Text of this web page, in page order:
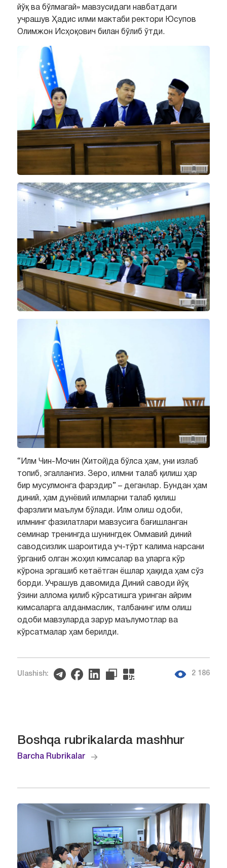
йўқ ва бўлмагай» мавзусидаги навбатдаги
учрашув Ҳадис илми мактаби ректори Юсупов
Олимжон Исҳоқович билан бўлиб ўтди.
“Илм Чин-Мочин (Хитой)да бўлса ҳам, уни излаб
топиб, эгаллангиз. Зеро, илмни талаб қилиш ҳар
бир мусулмонга фарздир” – деганлар. Бундан ҳам
диний, ҳам дунёвий илмларни талаб қилиш
фарзлиги маълум бўлади. Илм олиш одоби,
илмнинг фазилатлари мавзусига бағишланган
семинар тренингда шунингдек Оммавий диний
саводсизлик шароитида уч-тўрт калима нарсани
ўрганиб олган жоҳил кимсалар ва уларга кўр
кўрона эргашиб кетаётган ёшлар ҳақида ҳам сўз
борди. Учрашув давомида Диний саводи йўқ
ўзини аллома қилиб кўрсатишга уринган айрим
кимсаларга алданмаслик, талбанинг илм олиш
одоби мавзуларда зарур маълумотлар ва
кўрсатмалар ҳам берилди.
Ulashish: 2 186
Boshqa rubrikalarda mashhur
Barcha Rubrikalar